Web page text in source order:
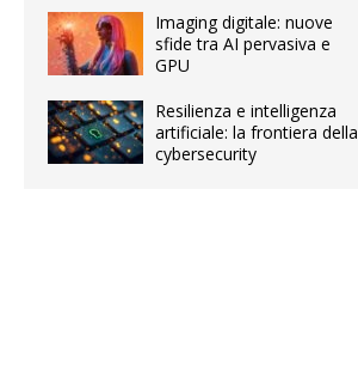
Imaging digitale: nuove
sfide tra AI pervasiva e
GPU
Resilienza e intelligenza
artificiale: la frontiera della
cybersecurity